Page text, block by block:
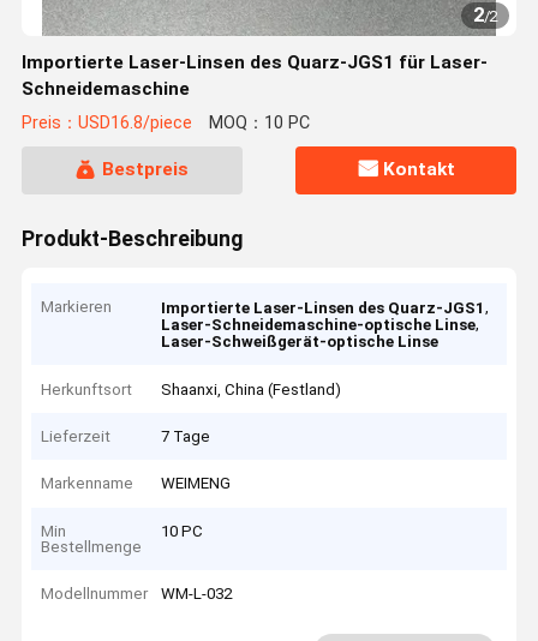
2/2
Importierte Laser-Linsen des Quarz-JGS1 für Laser-
Schneidemaschine
Preis：USD16.8/piece MOQ：10 PC
Bestpreis Kontakt
Produkt-Beschreibung
Markieren Importierte Laser-Linsen des Quarz-JGS1,
Laser-Schneidemaschine-optische Linse,
Laser-Schweißgerät-optische Linse
Herkunftsort Shaanxi, China (Festland)
Lieferzeit 7 Tage
Markenname WEIMENG
Min
Bestellmenge
10 PC
Modellnummer WM-L-032